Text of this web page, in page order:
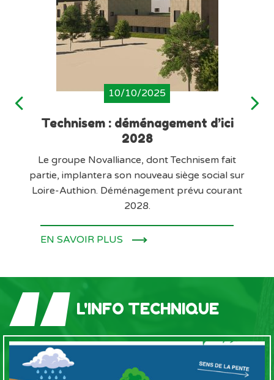
10/10/2025
Technisem : déménagement d’ici
2028
Le groupe Novalliance, dont Technisem fait
partie, implantera son nouveau siège social sur
Loire-Authion. Déménagement prévu courant
2028.
EN SAVOIR PLUS
“L'INFO TECHNIQUE